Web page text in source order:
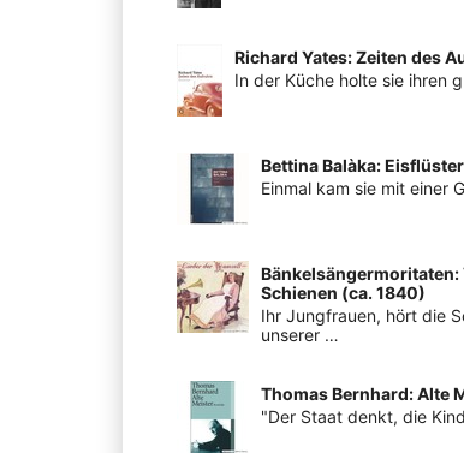
Richard Yates: Zeiten des
In der Küche holte sie ihren
Bettina Balàka:
Einmal kam sie mit einer
Bänkelsängermoritaten:
Schienen (ca. 1840)
Ihr Jungfrauen, hört die
unserer …
Thomas Bernhard: Alte
"Der Staat denkt, die